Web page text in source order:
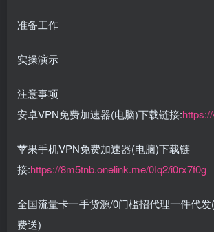
准备工作
实操演示
注意事项
安卓VPN免费加速器(电脑)下载链接:
苹果手机VPN免费加速器(电脑)下载链
接:https://8m5tnb.onelink.me/0Iq2/i0rx7f0g
全国流量卡一手货源/0门槛招代理一件代
费送)